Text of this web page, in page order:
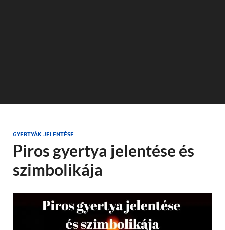
GYERTYÁK JELENTÉSE
Piros gyertya jelentése és
szimbolikája